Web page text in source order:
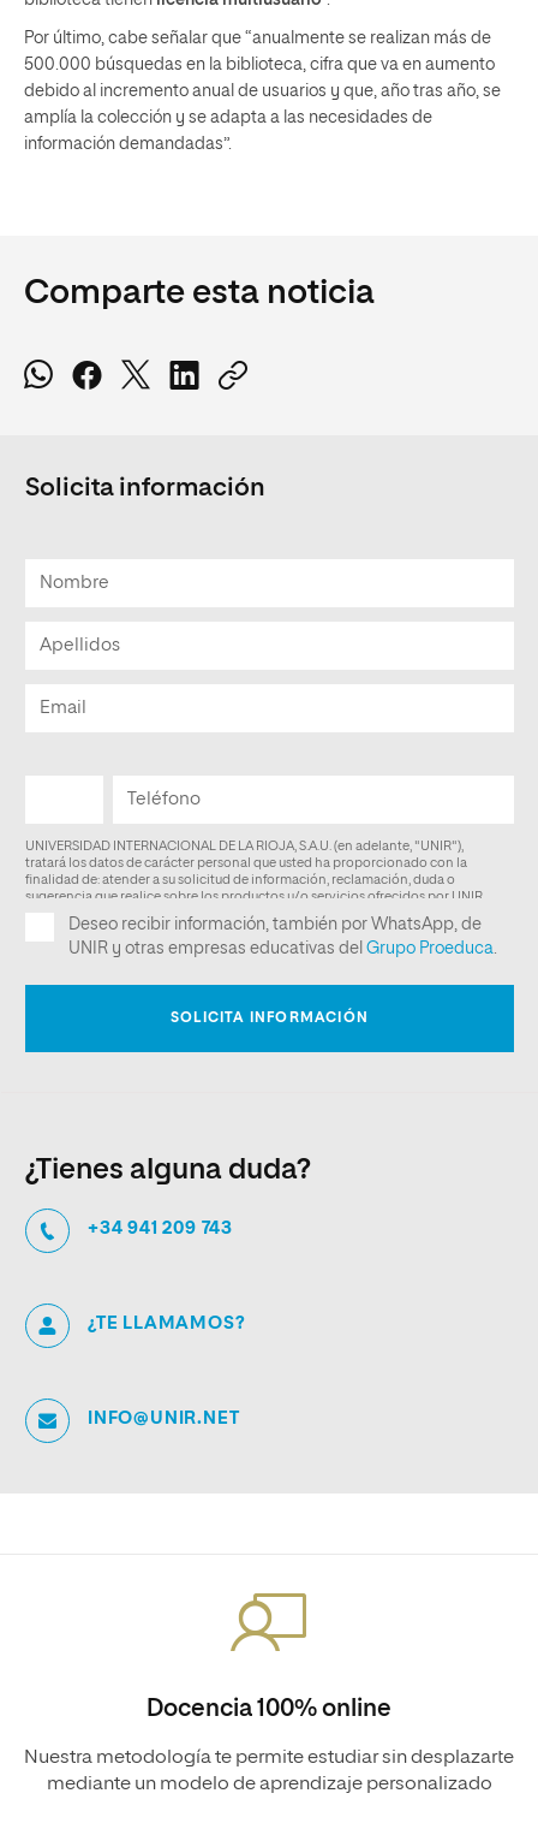
Por último, cabe señalar que “anualmente se realizan más de
500.000 búsquedas en la biblioteca, cifra que va en aumento
debido al incremento anual de usuarios y que, año tras año, se
amplía la colección y se adapta a las necesidades de
información demandadas”.
Comparte esta noticia
Solicita información
¿Tienes alguna duda?
+34 941 209 743
¿TE LLAMAMOS?
INFO@UNIR.NET
Docencia 100% online
Nuestra metodología te permite estudiar sin desplazarte
mediante un modelo de aprendizaje personalizado